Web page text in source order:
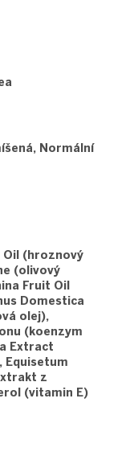
Normální
Oil (hroznový
(olivový
Fruit Oil
Domestica
olej),
(koenzym
Extract
Equisetum
z
(vitamin E)